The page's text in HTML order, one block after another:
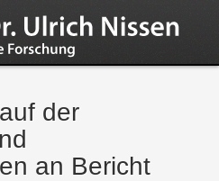
der
an Bericht